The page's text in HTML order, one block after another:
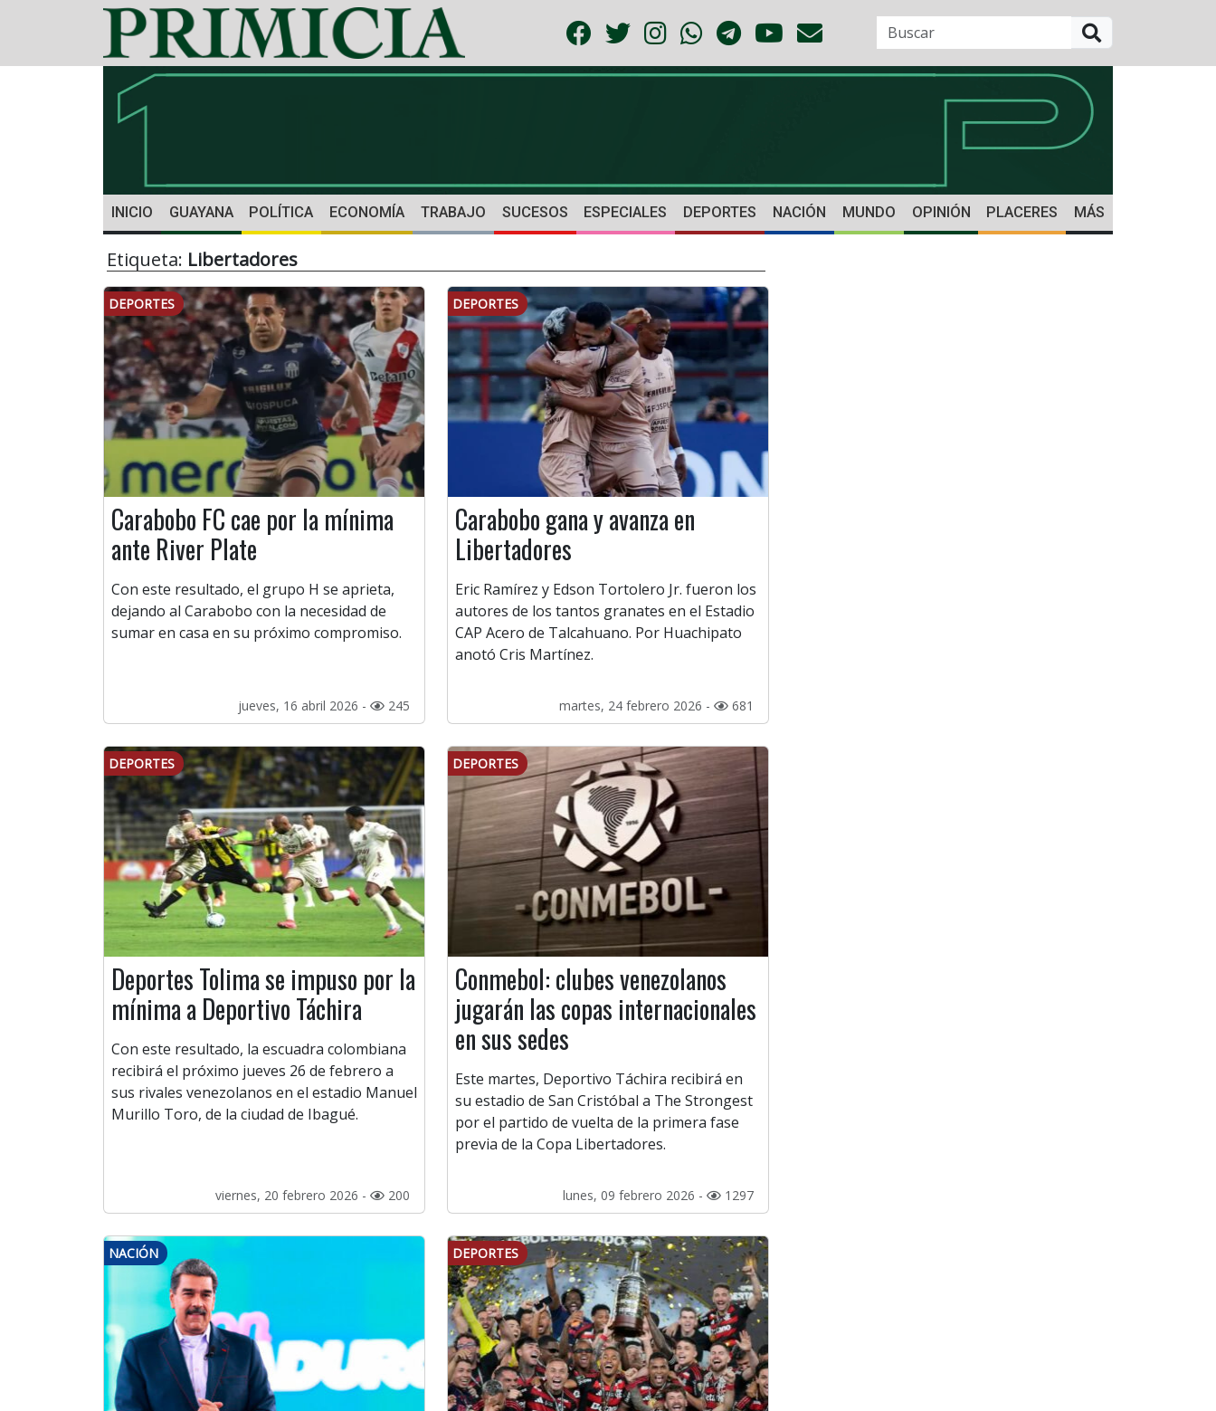
INICIO GUAYANA POLÍTICA ECONOMÍA TRABAJO SUCESOS ESPECIALES DEPORTES NACIÓN MUNDO OPINIÓN PLACERES MÁS
Etiqueta: Libertadores
DEPORTES
Carabobo FC cae por la mínima
ante River Plate
Con este resultado, el grupo H se aprieta,
dejando al Carabobo con la necesidad de
sumar en casa en su próximo compromiso.
jueves, 16 abril 2026 - 245
DEPORTES
Carabobo gana y avanza en
Libertadores
Eric Ramírez y Edson Tortolero Jr. fueron los
autores de los tantos granates en el Estadio
CAP Acero de Talcahuano. Por Huachipato
anotó Cris Martínez.
martes, 24 febrero 2026 - 681
DEPORTES
Deportes Tolima se impuso por la
mínima a Deportivo Táchira
Con este resultado, la escuadra colombiana
recibirá el próximo jueves 26 de febrero a
sus rivales venezolanos en el estadio Manuel
Murillo Toro, de la ciudad de Ibagué.
viernes, 20 febrero 2026 - 200
DEPORTES
Conmebol: clubes venezolanos
jugarán las copas internacionales
en sus sedes
Este martes, Deportivo Táchira recibirá en
su estadio de San Cristóbal a The Strongest
por el partido de vuelta de la primera fase
previa de la Copa Libertadores.
lunes, 09 febrero 2026 - 1297
NACIÓN DEPORTES